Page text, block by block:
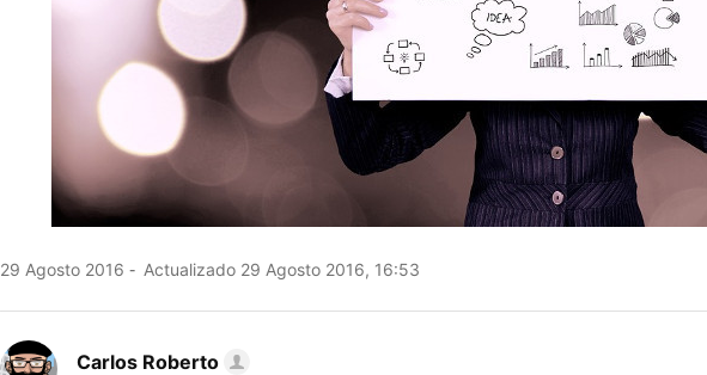
29 Agosto 2016 Actualizado 29 Agosto 2016, 16:53
Carlos Roberto